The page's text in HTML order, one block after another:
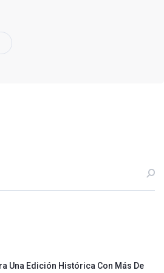
Una Edición Histórica Con Más De